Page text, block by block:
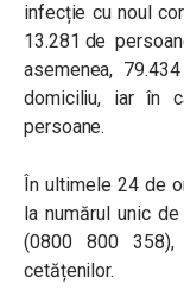
infecție cu noul
13.281 de
asemenea,
domiciliu, iar în
persoane.
În ultimele 24 de
la numărul unic
(0800 800 358),
cetățenilor.